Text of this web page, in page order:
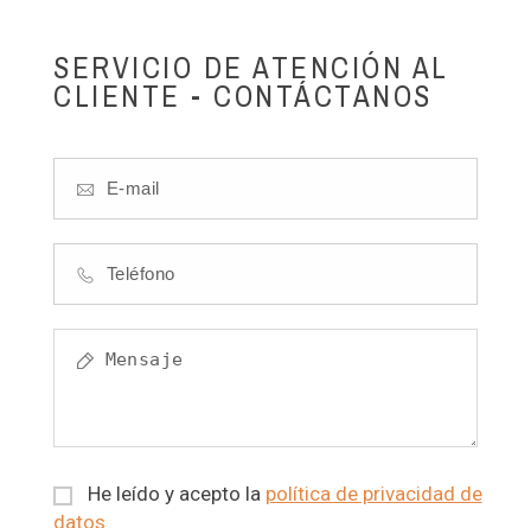
SERVICIO DE ATENCIÓN AL
CLIENTE - CONTÁCTANOS
He leído y acepto la política de privacidad de
datos